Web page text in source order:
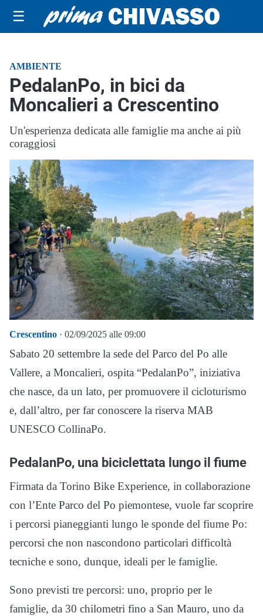
☰
AMBIENTE
PedalanPo, in bici da
Moncalieri a Crescentino
Un'esperienza dedicata alle famiglie ma anche ai più
coraggiosi
Crescentino · 02/09/2025 alle 09:00
Sabato 20 settembre la sede del Parco del Po alle
Vallere, a Moncalieri, ospita “PedalanPo”, iniziativa
che nasce, da un lato, per promuovere il cicloturismo
e, dall’altro, per far conoscere la riserva MAB
UNESCO CollinaPo.
PedalanPo, una biciclettata lungo il fiume
Firmata da Torino Bike Experience, in collaborazione
con l’Ente Parco del Po piemontese, vuole far scoprire
i percorsi pianeggianti lungo le sponde del fiume Po:
percorsi che non nascondono particolari difficoltà
tecniche e sono, dunque, ideali per le famiglie.
Sono previsti tre percorsi: uno, proprio per le
famiglie, da 30 chilometri fino a San Mauro, uno da